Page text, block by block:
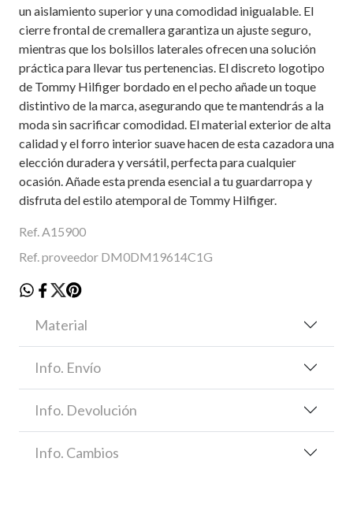
un aislamiento superior y una comodidad inigualable. El
cierre frontal de cremallera garantiza un ajuste seguro,
mientras que los bolsillos laterales ofrecen una solución
práctica para llevar tus pertenencias. El discreto logotipo
de Tommy Hilfiger bordado en el pecho añade un toque
distintivo de la marca, asegurando que te mantendrás a la
moda sin sacrificar comodidad. El material exterior de alta
calidad y el forro interior suave hacen de esta cazadora una
elección duradera y versátil, perfecta para cualquier
ocasión. Añade esta prenda esencial a tu guardarropa y
disfruta del estilo atemporal de Tommy Hilfiger.
Ref. A15900
Ref. proveedor DM0DM19614C1G
Material
Info. Envío
Info. Devolución
Info. Cambios